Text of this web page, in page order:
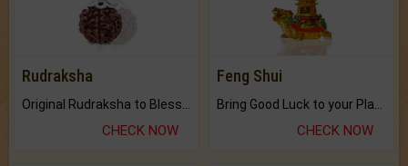
Rudraksha
CHECK NOW
Feng Shui
CHECK NOW